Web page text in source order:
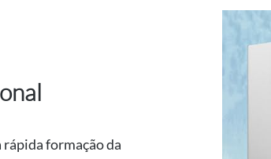
formação da